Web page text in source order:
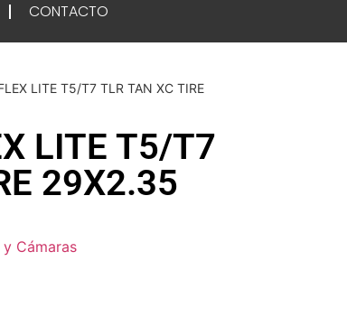
CONTACTO
LITE T5/T7 TLR TAN XC TIRE
LITE T5/T7
29X2.35
Cámaras